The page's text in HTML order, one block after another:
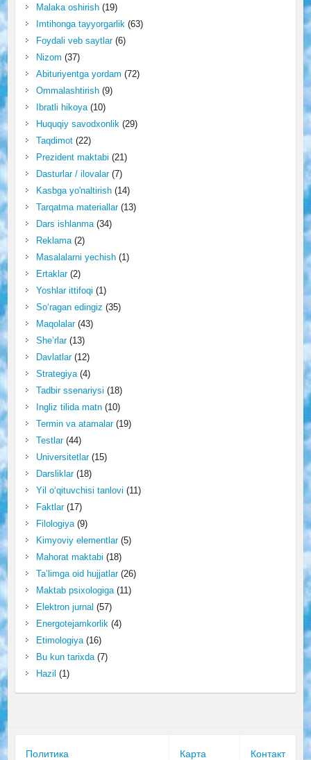
Malaka oshirish(19)
Imtihonga tayyorgarlik (63)
Foydali veb saytlar(6)
Nizom (37)
Abituriyentga yordam (72)
Ommalashtirish(9)
Ibratli hikoya(10)
Huquqiy savodxonlik (29)
Taqdimot(22)
Prezident maktabi (21)
Dasturlar / ilovalar(7)
Kasbga yo'naltirish(14)
Tarqatma materiallar(13)
Dars ishlanma(34)
Reklama(2)
Masalalarni yechish(1)
Ertaklar(2)
Yoshlar ittifoqi (1)
So‘ragan edingiz (35)
Maqolalar(43)
She’rlar(13)
Davlatlar(12)
Strategiya(4)
Tadbir ssenariysi (18)
Ingliz tilida matn(10)
Termin va atamalar(19)
Testlar(44)
Universitetlar(15)
Darsliklar(18)
Yil o‘qituvchisi tanlovi (11)
Faktlar(17)
Filologiya(9)
Kimyoviy elementlar(5)
Mahorat maktabi (18)
Ta’limga oid hujjatlar(26)
Maktab psixologiga(11)
Elektron jurnal (57)
Energotejamkorlik (4)
Etimologiya(16)
Bu kun tarixda(7)
Hazil (1)
Политика
Карта
Контакт